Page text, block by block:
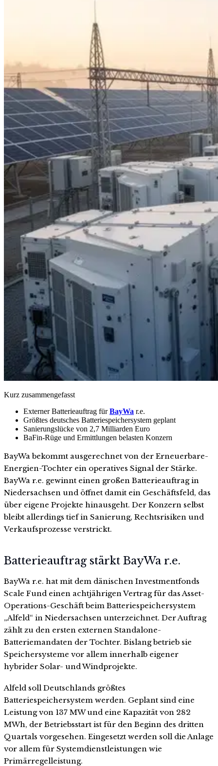
Kurz zusammengefasst
Externer Batterieauftrag fürBayWa r.e.
Größtes deutsches Batteriespeichersystem geplant
Sanierungslücke von 2,7 Milliarden Euro
BaFin-Rüge und Ermittlungen belasten Konzern
BayWa bekommt ausgerechnet von der Erneuerbare-
Energien-Tochter ein operatives Signal der Stärke.
BayWa r.e. gewinnt einen großen Batterieauftrag in
Niedersachsen und öffnet damit ein Geschäftsfeld, das
über eigene Projekte hinausgeht. Der Konzern selbst
bleibt allerdings tief in Sanierung, Rechtsrisiken und
Verkaufsprozesse verstrickt.
Batterieauftrag stärkt BayWa r.e.
BayWa r.e. hat mit dem dänischen Investmentfonds
Scale Fund einen achtjährigen Vertrag für das Asset-
Operations-Geschäft beim Batteriespeichersystem
„Alfeld“ in Niedersachsen unterzeichnet. Der Auftrag
zählt zu den ersten externen Standalone-
Batteriemandaten der Tochter. Bislang betrieb sie
Speichersysteme vor allem innerhalb eigener
hybrider Solar- und Windprojekte.
Alfeld soll Deutschlands größtes
Batteriespeichersystem werden. Geplant sind eine
Leistung von 137 MW und eine Kapazität von 282
MWh, der Betriebsstart ist für den Beginn des dritten
Quartals vorgesehen. Eingesetzt werden soll die Anlage
vor allem für Systemdienstleistungen wie
Primärregelleistung.